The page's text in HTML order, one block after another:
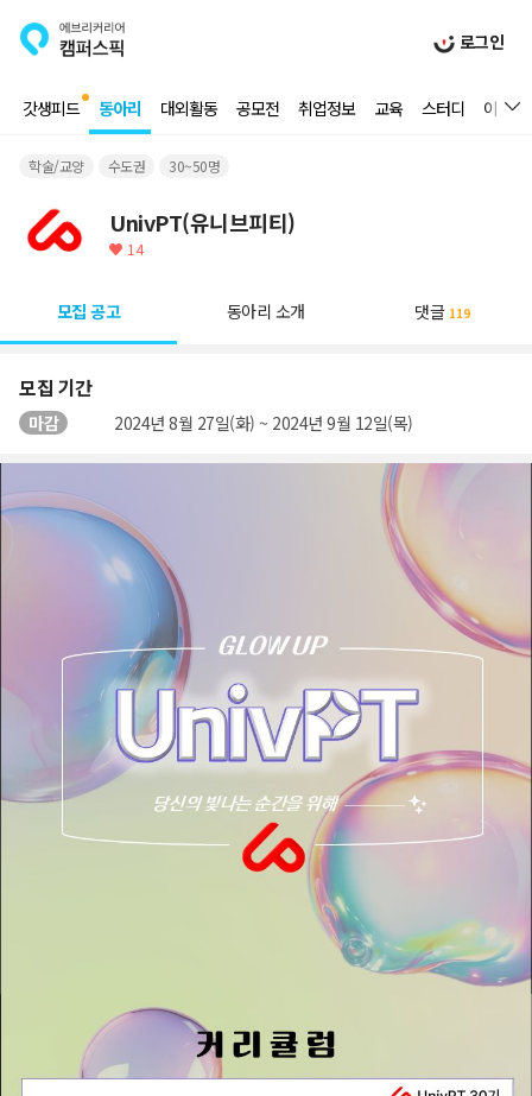
로그인
갓생피드 동아리 대외활동 공모전 취업정보 교육 스터디 이벤트
학술/교양 수도권 30~50명
UnivPT(유니브피티)
14
모집 공고 동아리 소개 댓글 119
모집 기간
마감 2024년 8월 27일(화) ~ 2024년 9월 12일(목)